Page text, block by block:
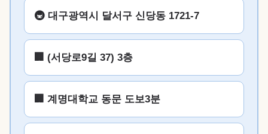
🚇 대구광역시 달서구 신당동 1721-7
🏢 (서당로9길 37) 3층
🏢 계명대학교 동문 도보3분